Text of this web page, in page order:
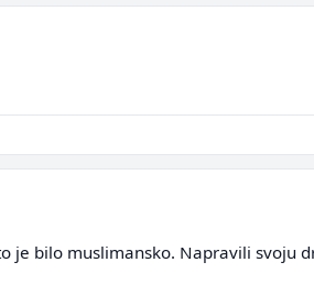
je bilo muslimansko. Napravili svoju